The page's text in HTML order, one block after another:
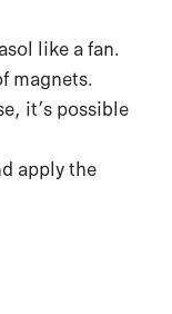
like a fan.
magnets.
it’s possible
apply the